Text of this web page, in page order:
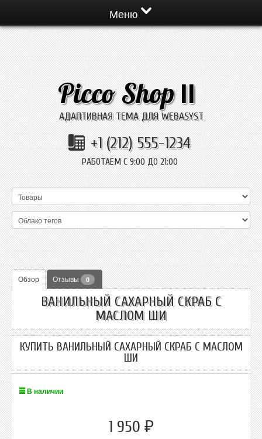
Меню
Picco ShopII
АДАПТИВНАЯ ТЕМА ДЛЯ WEBASYST
+1 (212) 555-1234
РАБОТАЕМ С 9:00 ДО 21:00
Обзор Отзывы 0
ВАНИЛЬНЫЙ САХАРНЫЙ СКРАБ C
МАСЛОМ ШИ
КУПИТЬ ВАНИЛЬНЫЙ САХАРНЫЙ СКРАБ C МАСЛОМ
ШИ
В наличии
1 950 ₽